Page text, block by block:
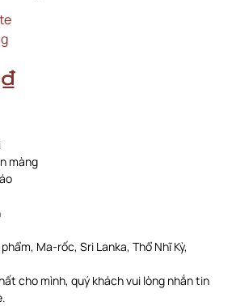
màng
Ma-rốc, Sri Lanka, Thổ Nhĩ Kỳ,
cho mình, quý khách vui lòng nhắn tin